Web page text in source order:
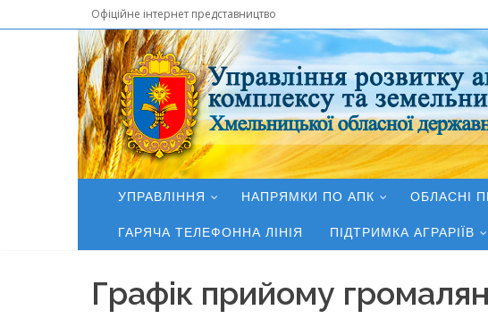
Офіційне інтернет представництво
УПРАВЛІННЯ НАПРЯМКИ ПО АПК ОБЛАСНІ
ГАРЯЧА ТЕЛЕФОННА ЛІНІЯ ПІДТРИМКА АГРАРІЇВ
Графік прийому громалян